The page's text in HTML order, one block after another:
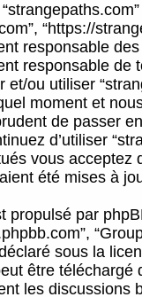
“https://
responsable
responsable
et/ou utiliser
moment et
de passer
d’utiliser
vous acceptez
été mises à
propulsé par
sous la
être téléchargé
les discussions